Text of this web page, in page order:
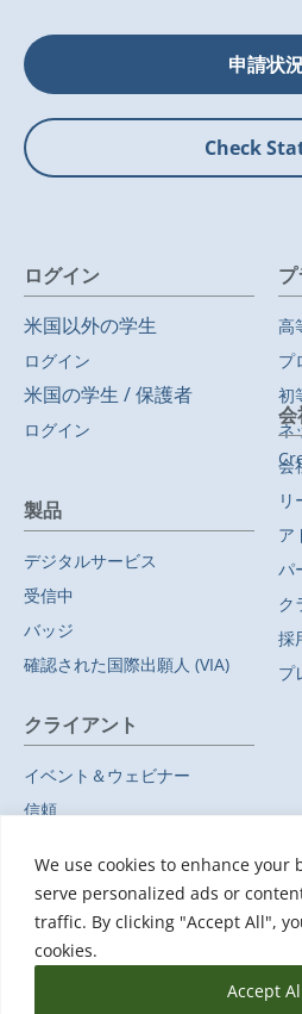
We use cookies to enhance your
serve personalized ads or
traffic. By clicking "Accept All",
cookies.
Accept
申請状
Check
ログイン
米国以外の学生
ログイン
米国の学生 / 保護者
ログイン
高
プ
初
ネ
製品
デジタルサービス
受信中
バッジ
確認された国際出願人 (VIA)
会
会
リ
ア
パ
ク
採
プ
クライアント
イベント＆ウェビナー
信頼
副処理者
データ保護に関する補遺
サポート